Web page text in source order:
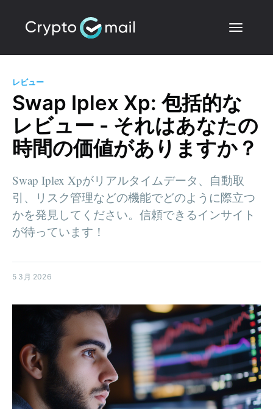
レビュー
Swap Iplex Xp: 包括的な
レビュー - それはあなたの
時間の価値がありますか？
Swap Iplex Xpがリアルタイムデータ、自動取
引、リスク管理などの機能でどのように際立つ
かを発見してください。信頼できるインサイト
が待っています！
5 3月 2026